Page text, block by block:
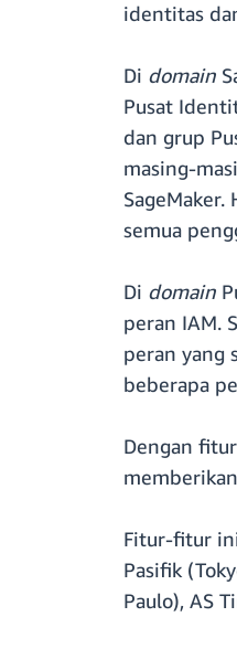
identitas
Di domain
Pusat
dan grup
masing-
semua
Di domain
peran IAM.
peran yang
beberapa
Dengan
Fitur-fitur
Pasifik
Paulo), AS